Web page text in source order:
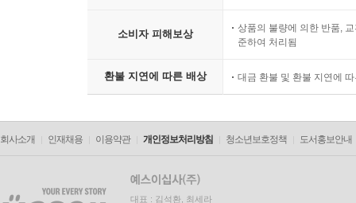
소비자 피해보상
상품의 불량에 의한 반품,
준하여 처리됨
환불 지연에 따른 배상 대금 환불 및 환불 지연에
회사소개 인재채용 이용약관 개인정보처리방침 청소년보호정책 도서홍보안내
대표 : 김석환, 최세라